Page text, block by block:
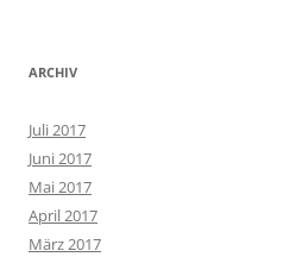
ARCHIV
Juli 2017
Juni 2017
Mai 2017
April 2017
März 2017